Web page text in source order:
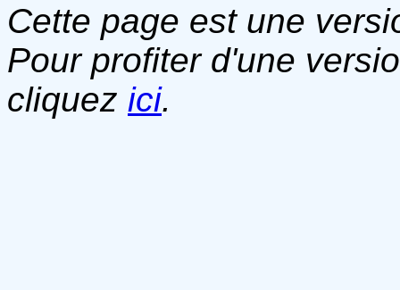
Cette page est une
Pour profiter d'une
cliquez ici.